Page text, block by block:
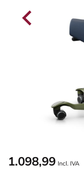
1.098,99 Incl. IVA